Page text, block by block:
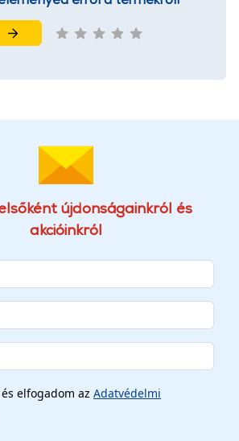
újdonságainkról és
akcióinkról
elfogadom az Adatvédelmi